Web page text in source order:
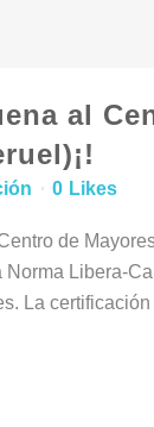
al
0 Likes
de
Libera-
La